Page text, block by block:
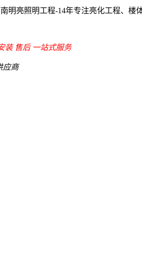
明亮照明工程-14年专注亮化工程、楼
装 售后 一站式服务
应商